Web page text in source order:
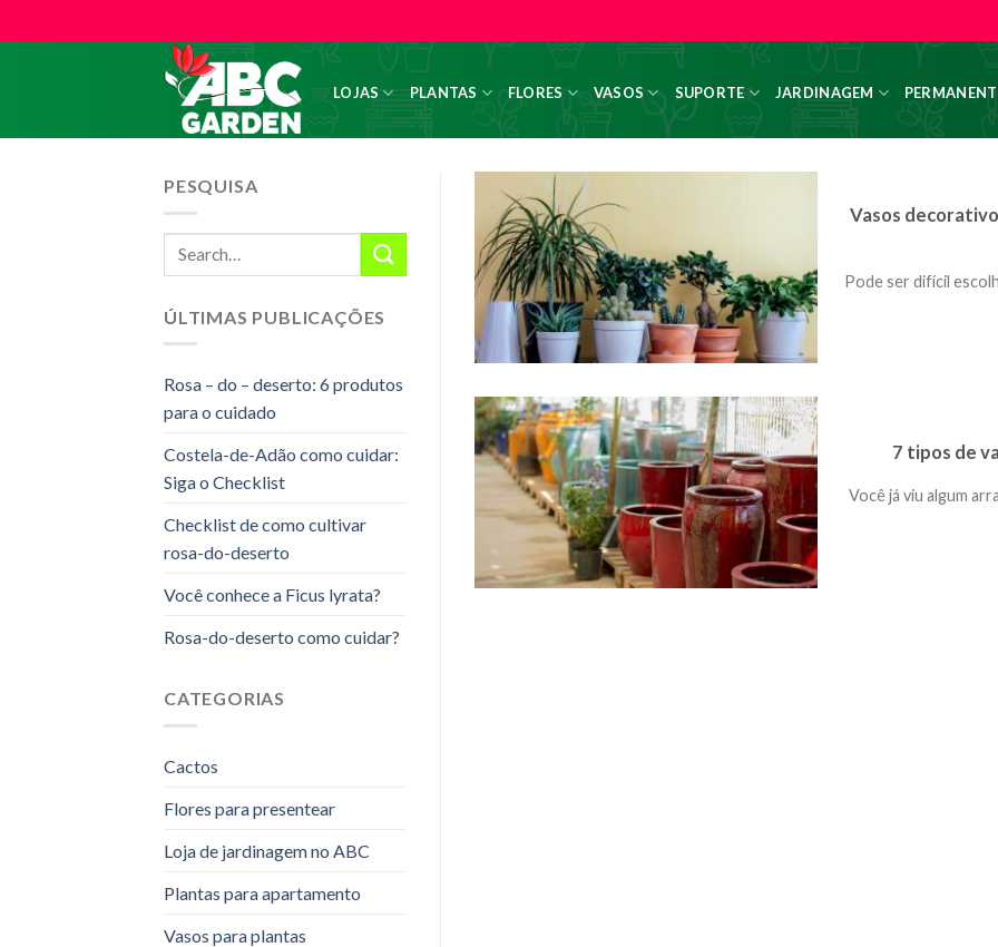
to
LOJAS PLANTAS FLORES VASOS SUPORTE JARDINAGEM
PESQUISA
ÚLTIMAS PUBLICAÇÕES
Rosa – do – deserto: 6 produtos
para o cuidado
Costela-de-Adão como cuidar:
Siga o Checklist
Checklist de como cultivar
rosa-do-deserto
Você conhece a Ficus lyrata?
Rosa-do-deserto como cuidar?
CATEGORIAS
Cactos
Flores para presentear
Loja de jardinagem no ABC
Plantas para apartamento
Vasos para plantas
Vasos
Pode ser difícil
7 tipos de
Você já viu algum